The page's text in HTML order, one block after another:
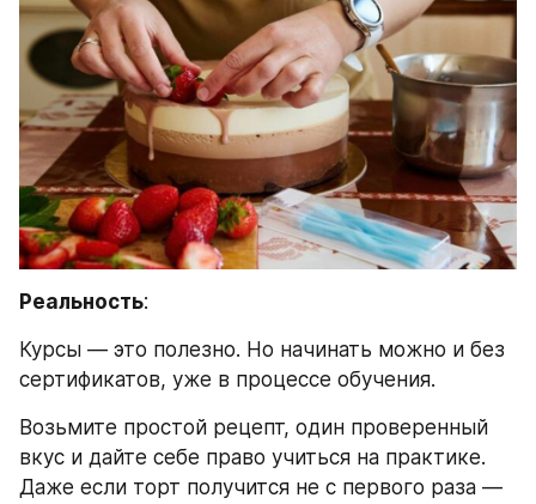
Реальность:
Курсы — это полезно. Но начинать можно и без
сертификатов, уже в процессе обучения.
Возьмите простой рецепт, один проверенный
вкус и дайте себе право учиться на практике.
Даже если торт получится не с первого раза —